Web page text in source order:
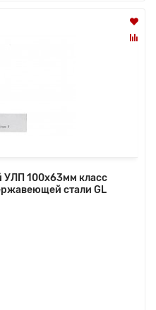
УЛП 100х63мм класс
стали GL